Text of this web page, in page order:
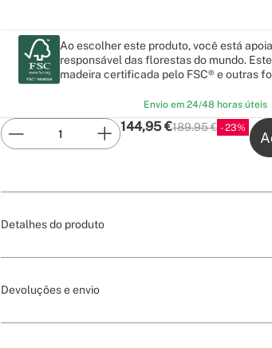
Ao escolher este produto, você está
responsável das florestas do mundo.
madeira certificada pelo FSC® e outras
Envio em 24/48 horas úteis
144,95 €P.V.P
189.95 € 23
Detalhes do produto
Devoluções e envio